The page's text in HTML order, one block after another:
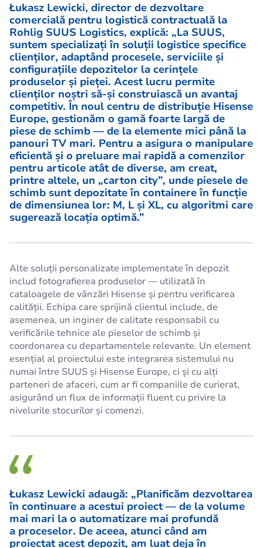
Łukasz Lewicki, director de dezvoltare
comercială pentru logistică contractuală la
Rohlig SUUS Logistics, explică: „La SUUS,
suntem specializați în soluții logistice specifice
clienților, adaptând procesele, serviciile și
configurațiile depozitelor la cerințele
produselor și pieței. Acest lucru permite
clienților noștri să-și construiască un avantaj
competitiv. În noul centru de distribuție Hisense
Europe, gestionăm o gamă foarte largă de
piese de schimb — de la elemente mici până la
panouri TV mari. Pentru a asigura o manipulare
eficientă și o preluare mai rapidă a comenzilor
pentru articole atât de diverse, am creat,
printre altele, un „carton city”, unde piesele de
schimb sunt depozitate în containere în funcție
de dimensiunea lor: M, L și XL, cu algoritmi care
sugerează locația optimă.”
Alte soluții personalizate implementate în depozit
includ fotografierea produselor — utilizată în
cataloagele de vânzări Hisense și pentru verificarea
calității. Echipa care sprijină clientul include, de
asemenea, un inginer de calitate responsabil cu
verificările tehnice ale pieselor de schimb și
coordonarea cu departamentele relevante. Un element
esențial al proiectului este integrarea sistemului nu
numai între SUUS și Hisense Europe, ci și cu alți
parteneri de afaceri, cum ar fi companiile de curierat,
asigurând un flux de informații fluent cu privire la
nivelurile stocurilor și comenzi.
Łukasz Lewicki adaugă: „Planificăm dezvoltarea
în continuare a acestui proiect — de la volume
mai mari la o automatizare mai profundă
a proceselor. De aceea, atunci când am
proiectat acest depozit, am luat deja în